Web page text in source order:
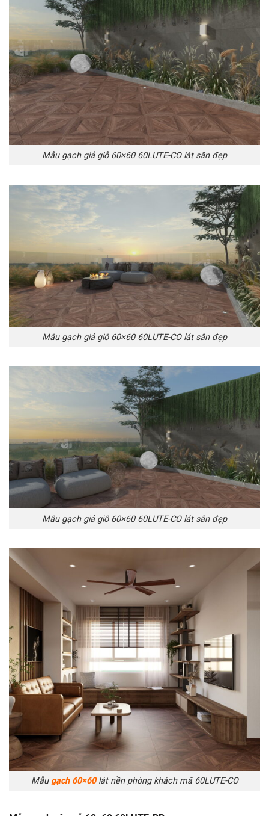
Mẫu gạch giả giỗ 60×60 60LUTE-CO lát sân đẹp
Mẫu gạch giả giỗ 60×60 60LUTE-CO lát sân đẹp
Mẫu gạch giả giỗ 60×60 60LUTE-CO lát sân đẹp
Mẫu gạch 60×60lát nền phòng khách mã 60LUTE-CO